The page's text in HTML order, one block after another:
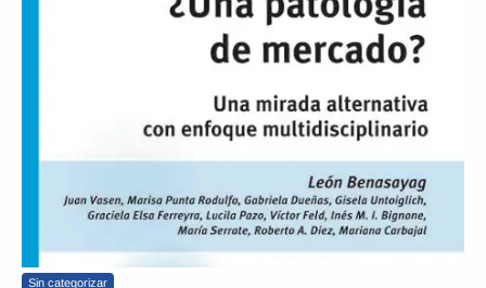
Sin categorizar